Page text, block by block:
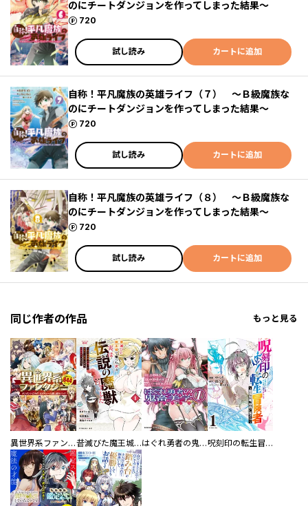
のにチートダンジョンを作ってしまった結果～
720
ポイント
試し読み カートに追加
自称！平凡魔族の英雄ライフ（７） ～Ｂ級魔族な
のにチートダンジョンを作ってしまった結果～
720
ポイント
試し読み カートに追加
自称！平凡魔族の英雄ライフ（８） ～Ｂ級魔族な
のにチートダンジョンを作ってしまった結果～
720
ポイント
試し読み カートに追加
同じ作者の作品 もっと見る
異世界系ファンタジー ガンガンいこうぜ！大ボリューム試し読みパック 昔滅びた魔王城で拾った犬は、実は伝説の魔獣でした ～隠れ最強職《羊飼い》な貴族の三男坊、いずれ、百魔獣の王となる～ はぐれ勇者の鬼畜美学 呪刻印の転生冒険者 ～最強賢者、自由に生きる～